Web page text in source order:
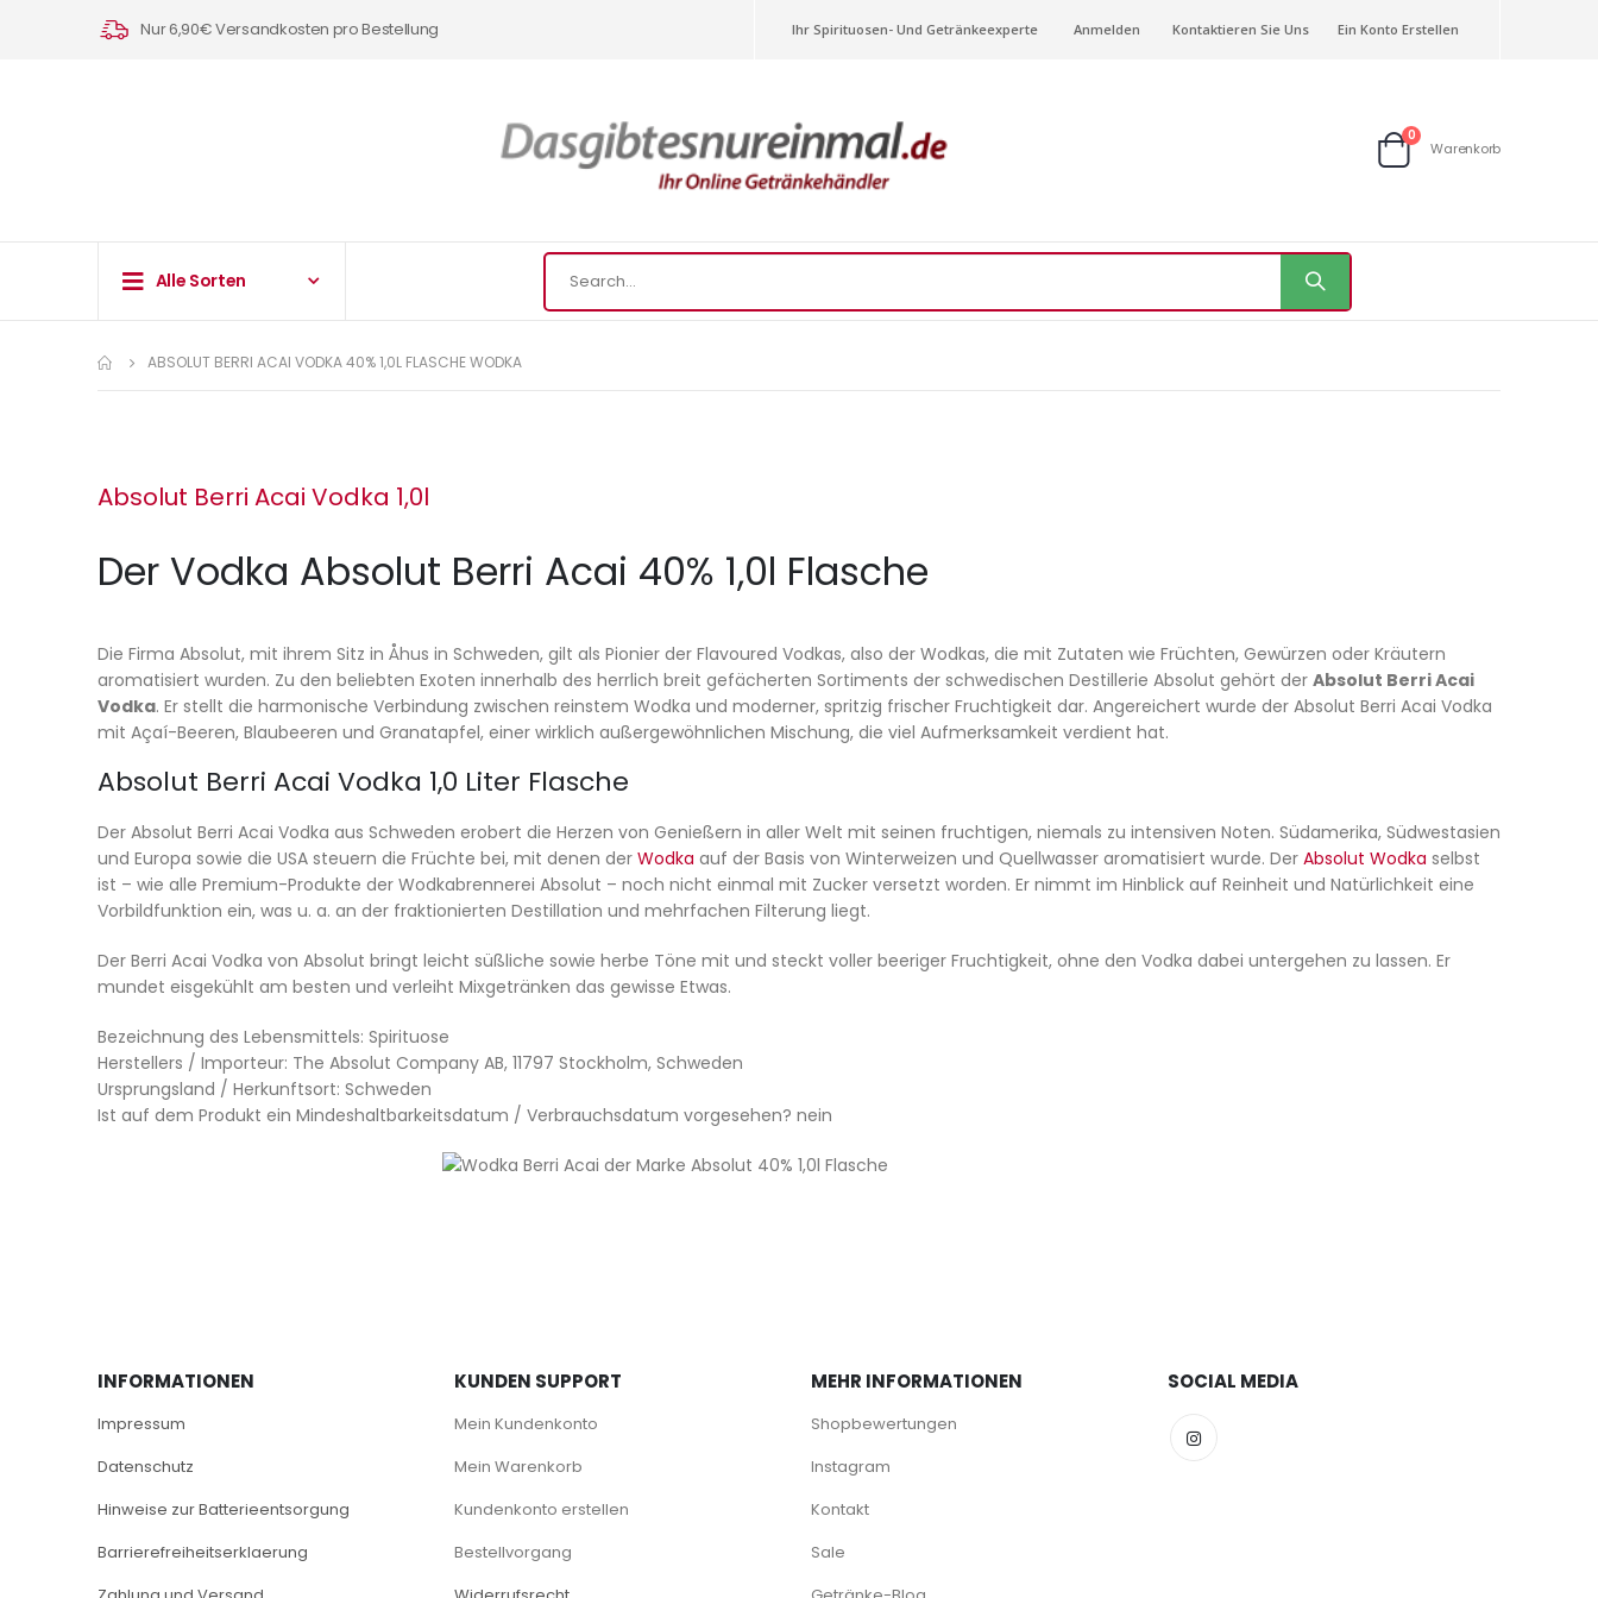
Nur 6,90€ Versandkosten pro Bestellung Ihr Spirituosen- Und Getränkeexperte Anmelden Kontaktieren Sie Uns Ein Konto Erstellen
Warenkorb
0Artikel
Warenkorb
Alle Sorten
ABSOLUT BERRI ACAI VODKA 40% 1,0L FLASCHE WODKA
Absolut Berri Acai Vodka 1,0l
Der Vodka Absolut Berri Acai 40% 1,0l Flasche
Die Firma Absolut, mit ihrem Sitz in Åhus in Schweden, gilt als Pionier der Flavoured Vodkas, also der Wodkas, die mit Zutaten wie Früchten, Gewürzen oder Kräutern
aromatisiert wurden. Zu den beliebten Exoten innerhalb des herrlich breit gefächerten Sortiments der schwedischen Destillerie Absolut gehört der Absolut Berri Acai
Vodka. Er stellt die harmonische Verbindung zwischen reinstem Wodka und moderner, spritzig frischer Fruchtigkeit dar. Angereichert wurde der Absolut Berri Acai Vodka
mit Açaí-Beeren, Blaubeeren und Granatapfel, einer wirklich außergewöhnlichen Mischung, die viel Aufmerksamkeit verdient hat.
Absolut Berri Acai Vodka 1,0 Liter Flasche
Der Absolut Berri Acai Vodka aus Schweden erobert die Herzen von Genießern in aller Welt mit seinen fruchtigen, niemals zu intensiven Noten. Südamerika, Südwestasien
und Europa sowie die USA steuern die Früchte bei, mit denen der Wodka auf der Basis von Winterweizen und Quellwasser aromatisiert wurde. Der Absolut Wodka selbst
ist – wie alle Premium-Produkte der Wodkabrennerei Absolut – noch nicht einmal mit Zucker versetzt worden. Er nimmt im Hinblick auf Reinheit und Natürlichkeit eine
Vorbildfunktion ein, was u. a. an der fraktionierten Destillation und mehrfachen Filterung liegt.
Der Berri Acai Vodka von Absolut bringt leicht süßliche sowie herbe Töne mit und steckt voller beeriger Fruchtigkeit, ohne den Vodka dabei untergehen zu lassen. Er
mundet eisgekühlt am besten und verleiht Mixgetränken das gewisse Etwas.
Bezeichnung des Lebensmittels: Spirituose
Herstellers / Importeur: The Absolut Company AB, 11797 Stockholm, Schweden
Ursprungsland / Herkunftsort: Schweden
Ist auf dem Produkt ein Mindeshaltbarkeitsdatum / Verbrauchsdatum vorgesehen? nein
INFORMATIONEN
Impressum
Datenschutz
Hinweise zur Batterieentsorgung
Barrierefreiheitserklaerung
KUNDEN SUPPORT
Mein Kundenkonto
Mein Warenkorb
Kundenkonto erstellen
Bestellvorgang
MEHR INFORMATIONEN
Shopbewertungen
Instagram
Kontakt
Sale
SOCIAL MEDIA